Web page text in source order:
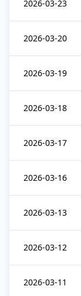
2026-03-23
2026-03-20
2026-03-19
2026-03-18
2026-03-17
2026-03-16
2026-03-13
2026-03-12
2026-03-11